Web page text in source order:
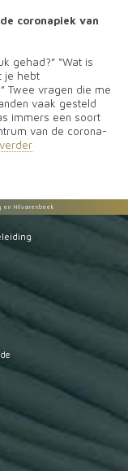
coronapiek van
gehad?” “Wat is
je hebt
Twee vragen die me
vaak gesteld
immers een soort
van de corona-
en Hilvarenbeek